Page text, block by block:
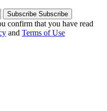
Subscribe Subscribe
confirm that you have read
and Terms of Use